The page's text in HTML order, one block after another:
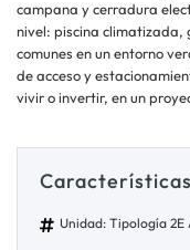
campana y cerradura
nivel: piscina climatizada,
comunes en un entorno
de acceso y
vivir o invertir, en un
Unidad: Tipología 2E